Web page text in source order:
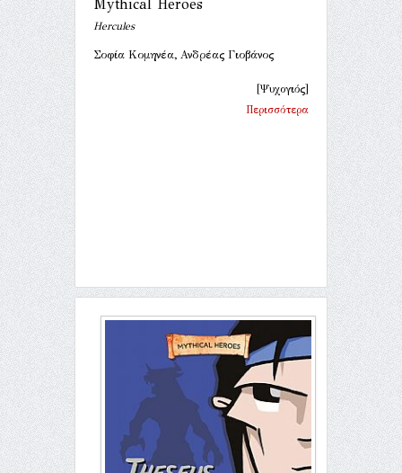
Mythical Heroes
Hercules
Σοφία Κομηνέα, Ανδρέας Γιοβάνος
[Ψυχογιός]
Περισσότερα